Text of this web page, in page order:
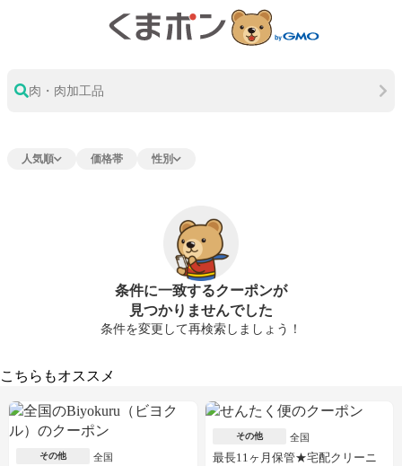
肉・肉加工品
人気順 価格帯 性別
条件に一致するクーポンが
見つかりませんでした
条件を変更して再検索しましょう！
こちらもオススメ
その他 全国
その他 全国
最長11ヶ月保管★宅配クリーニ